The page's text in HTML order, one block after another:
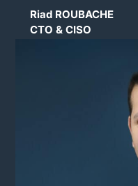
Riad ROUBACHE
CTO & CISO